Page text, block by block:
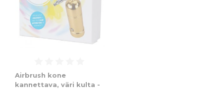
Airbrush kone
kannettava, väri kulta -